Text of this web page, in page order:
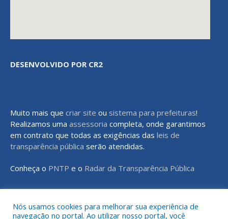
DESENVOLVIDO POR CR2
Muito mais que criar site ou sistema para prefeituras!
Realizamos uma assessoria completa, onde garantimos
em contrato que todas as exigências das leis de
transparência pública serão atendidas.
Conheça o PNTP e o Radar da Transparência Pública
Nós usamos cookies para melhorar sua experiência de
navegação no portal. Ao utilizar nosso portal, você